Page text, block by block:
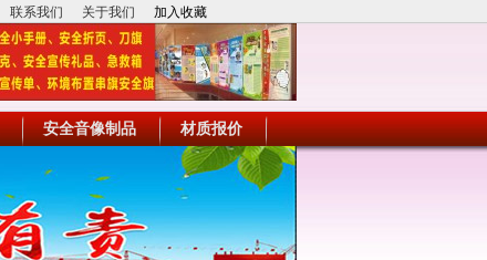
加入收藏
关于我们
联系我们
安全音像制品 材质报价